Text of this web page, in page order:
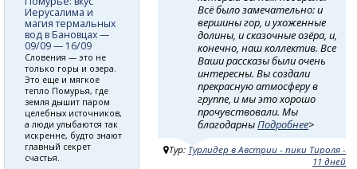
Всё было замечательно: и
вершины гор, и ухоженные
долины, и сказочные озёра, и,
конечно, наш коллектив. Все
Ваши рассказы были очень
интересны. Вы создали
прекрасную атмосферу в
группе, и мы это хорошо
прочувствовали. Мы
благодарныПодробнее>
Тур: Турлидер в Австрии - пики Тироля -
11 дней
Иерусалима и
магия термальных
вод в Бановцах —
09/09 — 16/09
Словения — это не
только горы и озера.
Это еще и мягкое
тепло Помурья, где
земля дышит паром
целебных источников,
а люди улыбаются так
искренне, будто знают
главный секрет
счастья.